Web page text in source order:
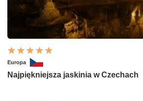
Europa
Najpiękniejsza jaskinia w Czechach